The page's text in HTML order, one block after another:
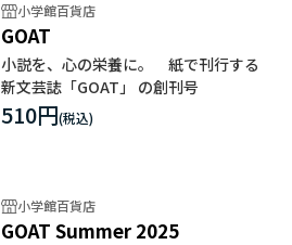
小学館百貨店
GOAT
小説を、心の栄養に。 紙で刊行する
新文芸誌「GOAT」 の創刊号
510円
小学館百貨店
GOAT Summer 2025